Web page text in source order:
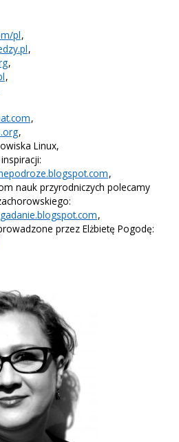
pl,
,
,
,
,
,
Linux,
,
nauk przyrodniczych polecamy
,
przez Elżbietę Pogodę: